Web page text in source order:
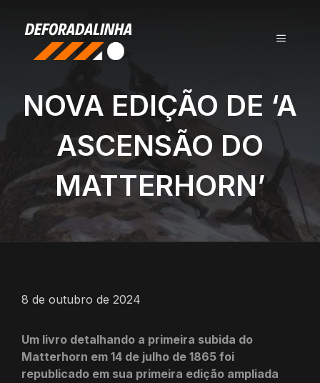
conteúdo
MENU
NOVA EDIÇÃO DE ‘A
ASCENSÃO DO
MATTERHORN’
8 de outubro de 2024
Um livro detalhando a primeira subida do
Matterhorn em 14 de julho de 1865 foi
republicado em sua primeira edição ampliada